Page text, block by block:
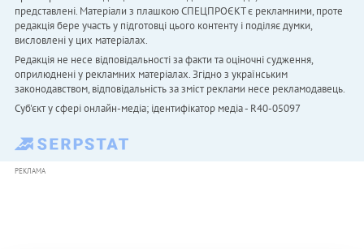
представлені. Матеріали з плашкою СПЕЦПРОЄКТ є рекламними, проте
редакція бере участь у підготовці цього контенту і поділяє думки,
висловлені у цих матеріалах.
Редакція не несе відповідальності за факти та оціночні судження,
оприлюднені у рекламних матеріалах. Згідно з українським
законодавством, відповідальність за зміст реклами несе рекламодавець.
Cуб'єкт у сфері онлайн-медіа; ідентифікатор медіа - R40-05097
РЕКЛАМА